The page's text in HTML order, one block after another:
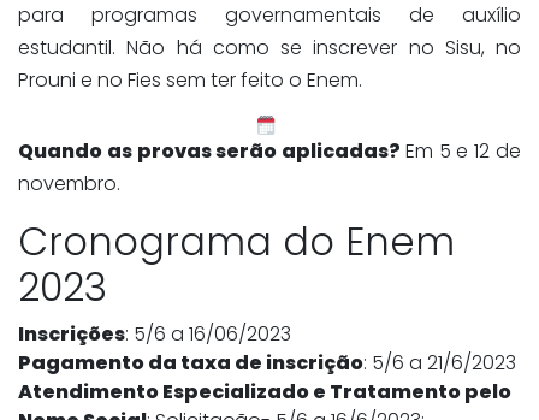
para programas governamentais de auxílio
estudantil. Não há como se inscrever no Sisu, no
Prouni e no Fies sem ter feito o Enem.
Quando as provas serão aplicadas? Em 5 e 12 de
novembro.
Cronograma do Enem
2023
Inscrições: 5/6 a 16/06/2023
Pagamento da taxa de inscrição: 5/6 a 21/6/2023
Atendimento Especializado e Tratamento pelo